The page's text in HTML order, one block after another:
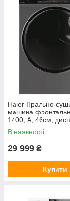
Haier Прально-
машина
1400, A, 46см,
пара, інвертор, люк
прямий привід,
В наявності
29 999 ₴
Купити